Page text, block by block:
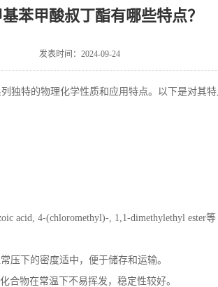
苯甲酸叔丁酯有哪些特点？
发表时间：2024-09-24
独特的物理化学性质和应用特点。以下是对其特
acid, 4-(chloromethyl)-, 1,1-dimethylethyl ester等
压下的密度适中，便于储存和运输。
合物在常温下不易挥发，稳定性较好。